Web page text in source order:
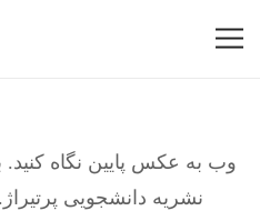
وب به عکس پایین نگاه
نشریه دانشجویی